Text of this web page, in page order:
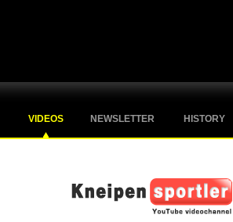
VIDEOS NEWSLETTER HISTORY